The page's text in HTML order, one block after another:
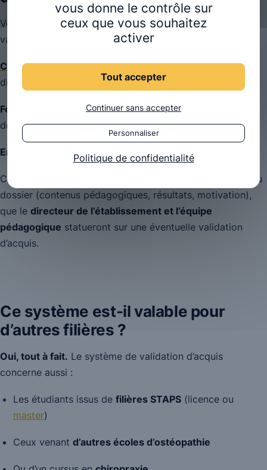
Voici les étapes à suivre pour faire une demande de
validation d’acquis :
Candidatervia notre site internetou contacter
directement l’école.
Fournir les pièces justificativesdemandées. Ces
documents sont essentiels pour l’examen du dossier.
Entretien de motivation avec le service recrutement.
C’est
, et suite à l’analyse complète du
dossier (contenus pédagogiques, résultats, motivation),
que le directeur de l’établissement et l’équipe
pédagogique statueront sur une éventuelle validation
d’acquis.
Ce système est-il valable pour
d’autres filières ?
Oui, tout à fait. Le système de validation d’acquis
concerne aussi :
Les étudiants issus de filières STAPS (licence ou
master)
Ceux venant d’autres écoles d’ostéopathie
vous donne le contrôle sur
ceux que vous souhaitez
activer
Tout accepter
Continuer sans accepter
Personnaliser
Politique de confidentialité